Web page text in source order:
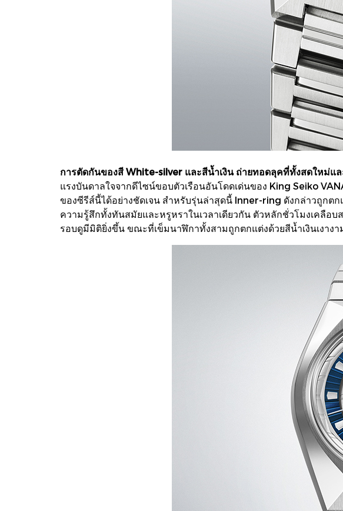
การตัดกันของสี White-silver และสีน้ำเงิน ถ่ายทอดลุคที่ทั้งสดใหม่แล
แรงบันดาลใจจากดีไซน์ขอบตัวเรือนอันโดดเด่นของ King Seiko
ของซีรีส์นี้ได้อย่างชัดเจน สำหรับรุ่นล่าสุดนี้ Inner-ring ดังกล่าวถูกต
ความรู้สึกทั้งทันสมัยและหรูหราในเวลาเดียวกัน ตัวหลักชั่วโมงเคลือ
รอบดูมีมิติยิ่งขึ้น ขณะที่เข็มนาฬิกาทั้งสามถูกตกแต่งด้วยสีน้ำเงินเงาง